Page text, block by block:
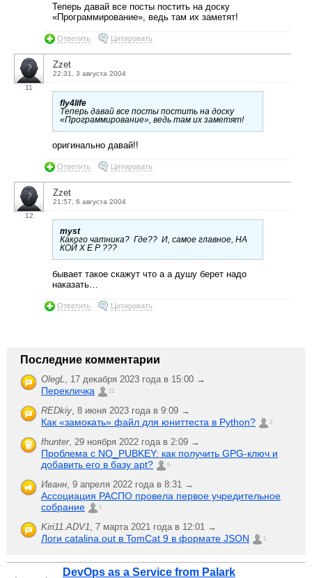
Теперь давай все посты постить на доску
«Программирование», ведь там их заметят!
Ответить Цитировать
11
Zzet
22:31, 3 августа 2004
fly4life
Теперь давай все посты постить на доску
«Программирование», ведь там их заметят!
оригинально давай!!
Ответить Цитировать
12
Zzet
21:57, 6 августа 2004
myst
Какого чатника? Где?? И, самое главное, НА
КОЙ Х Е Р ???
бывает такое скажут что а а душу берет надо
наказать…
Ответить Цитировать
Последние комментарии
OlegL 17 декабря 2023 года в 15:00 →
Перекличка 21
REDkiy 8 июня 2023 года в 9:09 →
Как «замокать» файл для юниттеста в Python? 2
fhunter, 29 ноября 2022 года в 2:09 →
Проблема с NO_PUBKEY: как получить GPG-ключ и
добавить его в базу apt?
6
Иванн 9 апреля 2022 года в 8:31 →
Ассоциация РАСПО провела первое учредительное
собрание
1
Kiri11.ADV1 7 марта 2021 года в 12:01 →
Логи catalina.out в TomCat 9 в формате JSON 1
DevOps as a Service from Palark